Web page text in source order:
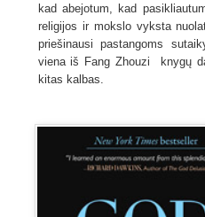
kad abejotum, kad
religijos ir mokslo vyksta
priešinausi pastangoms
viena iš Fang Zhouzi knygų
kitas kalbas.